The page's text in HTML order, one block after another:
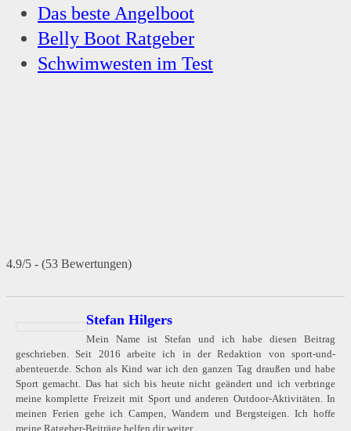
Das beste Angelboot
Belly Boot Ratgeber
Schwimwesten im Test
4.9/5 - (53 Bewertungen)
Stefan Hilgers
Mein Name ist Stefan und ich habe diesen Beitrag
geschrieben. Seit 2016 arbeite ich in der Redaktion von sport-und-
abenteuer.de. Schon als Kind war ich den ganzen Tag draußen und habe
Sport gemacht. Das hat sich bis heute nicht geändert und ich verbringe
meine komplette Freizeit mit Sport und anderen Outdoor-Aktivitäten. In
meinen Ferien gehe ich Campen, Wandern und Bergsteigen. Ich hoffe
meine Ratgeber-Beiträge helfen dir weiter.